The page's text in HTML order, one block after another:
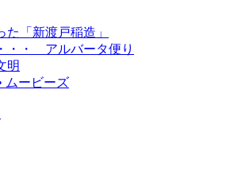
た「新渡戸稲造」
・・ アルバータ便り
明
ムービーズ